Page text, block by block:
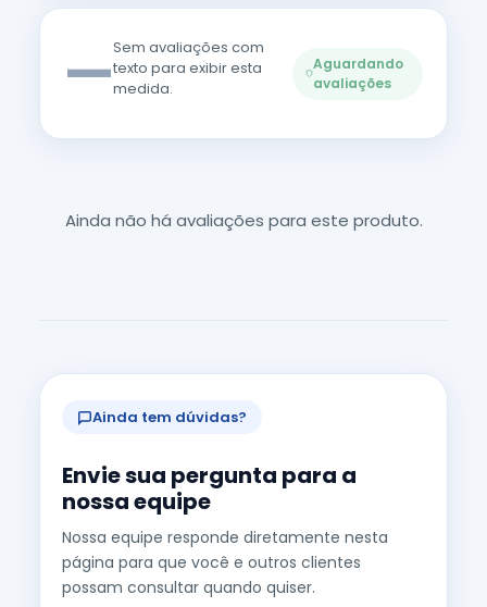
—Sem avaliações com
texto para exibir esta
medida.
Aguardando
avaliações
Ainda não há avaliações para este produto.
Ainda tem dúvidas?
Envie sua pergunta para a
nossa equipe
Nossa equipe responde diretamente nesta
página para que você e outros clientes
possam consultar quando quiser.